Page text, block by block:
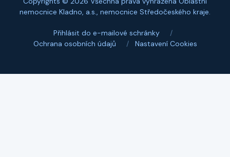
nemocnice Kladno, a.s., nemocnice Středočeského kraje.
Přihlásit do e-mailové schránky
/
Ochrana osobních údajů
/ Nastavení Cookies